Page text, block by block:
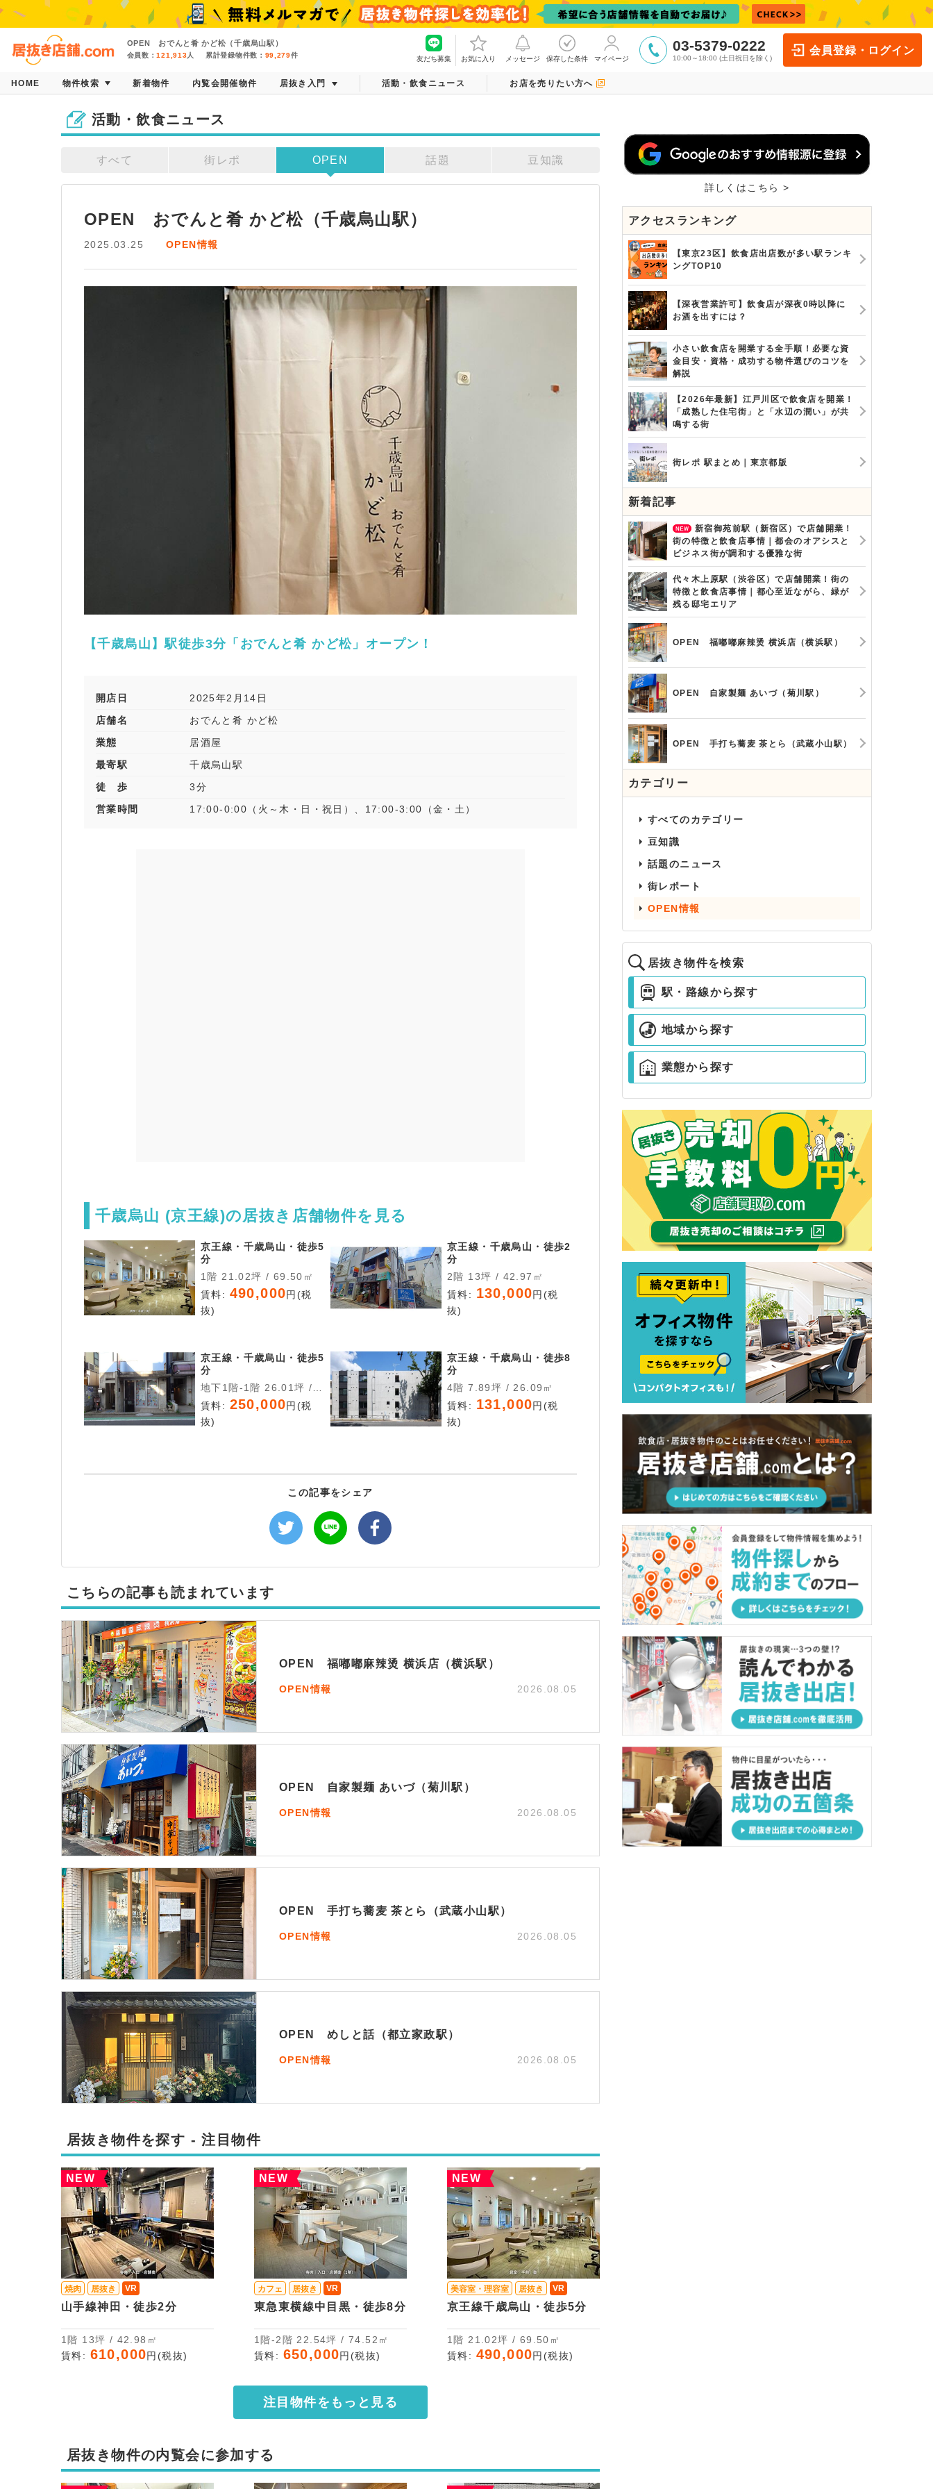
OPEN おでんと肴 かど松（千歳烏山駅）
会員数：121,913人 累計登録物件数： 99,279件 友だち募集 お気に入り メッセージ 保存した条件 マイページ
03-5379-0222
10:00～18:00 (土日祝日を除く)
会員登録・ログイン
HOME 物件検索 新着物件 内覧会開催物件 居抜き入門 活動・飲食ニュース お店を売りたい方へ
活動・飲食ニュース
すべて 街レポ OPEN 話題 豆知識
OPEN　おでんと肴 かど松（千歳烏山駅）
2025.03.25 OPEN情報
【千歳烏山】駅徒歩3分「おでんと肴 かど松」オープン！
開店日
2025年2月14日
店舗名
おでんと肴 かど松
業態
居酒屋
最寄駅
千歳烏山駅
徒 歩
3分
営業時間
17:00-0:00（火～木・日・祝日）、17:00-3:00（金・土）
千歳烏山 (京王線)の居抜き店舗物件を見る
京王線・千歳烏山・徒歩5
分
1階 21.02坪 / 69.50㎡
賃料: 490,000円(税
抜)
京王線・千歳烏山・徒歩2
分
2階 13坪 / 42.97㎡
賃料: 130,000円(税
抜)
京王線・千歳烏山・徒歩5
分
地下1階-1階 26.01坪 /
85.98㎡
賃料: 250,000円(税
抜)
京王線・千歳烏山・徒歩8
分
4階 7.89坪 / 26.09㎡
賃料: 131,000円(税
抜)
この記事をシェア
こちらの記事も読まれています
OPEN 福嘟嘟麻辣烫 横浜店（横浜駅）
OPEN情報 2026.08.05
OPEN 自家製麺 あいづ（菊川駅）
OPEN情報 2026.08.05
OPEN 手打ち蕎麦 茶とら（武蔵小山駅）
OPEN情報 2026.08.05
OPEN めしと話（都立家政駅）
OPEN情報 2026.08.05
居抜き物件を探す - 注目物件
NEW
焼肉 居抜き VR
山手線神田・徒歩2分
1階 13坪 / 42.98㎡
賃料: 610,000円(税抜)
NEW
カフェ 居抜き VR
東急東横線中目黒・徒歩8分
1階-2階 22.54坪 / 74.52㎡
賃料: 650,000円(税抜)
NEW
美容室・理容室 居抜き VR
京王線千歳烏山・徒歩5分
1階 21.02坪 / 69.50㎡
賃料: 490,000円(税抜)
注目物件をもっと見る
居抜き物件の内覧会に参加する
詳しくはこちら >
アクセスランキング
【東京23区】飲食店出店数が多い駅ランキ
ングTOP10
【深夜営業許可】飲食店が深夜0時以降に
お酒を出すには？
小さい飲食店を開業する全手順！必要な資
金目安・資格・成功する物件選びのコツを
解説
【2026年最新】江戸川区で飲食店を開業！
「成熟した住宅街」と「水辺の潤い」が共
鳴する街
街レポ 駅まとめ｜東京都版
新着記事
新宿御苑前駅（新宿区）で店舗開業！
街の特徴と飲食店事情｜都会のオアシスと
ビジネス街が調和する優雅な街
代々木上原駅（渋谷区）で店舗開業！街の
特徴と飲食店事情｜都心至近ながら、緑が
残る邸宅エリア
OPEN 福嘟嘟麻辣烫 横浜店（横浜駅）
OPEN 自家製麺 あいづ（菊川駅）
OPEN 手打ち蕎麦 茶とら（武蔵小山駅）
カテゴリー
すべてのカテゴリー
豆知識
話題のニュース
街レポート
OPEN情報
居抜き物件を検索
駅・路線から探す
地域から探す
業態から探す